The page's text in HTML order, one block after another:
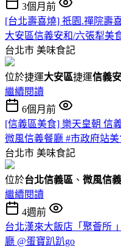
3個月前
[台北壽喜燒] 祇園.禪院壽
大安區信義安和/六張犁美
台北市 美味食記
位於捷運大安區捷運信義
繼續閱讀
6個月前
[信義區美食] 樂天皇朝 信
微風信義餐廳 #市政府站
台北市 美味食記
位於台北信義區 、 微風信義
繼續閱讀
4週前
台北漢來大飯店「聚薈所
廳 @蛋寶趴趴go